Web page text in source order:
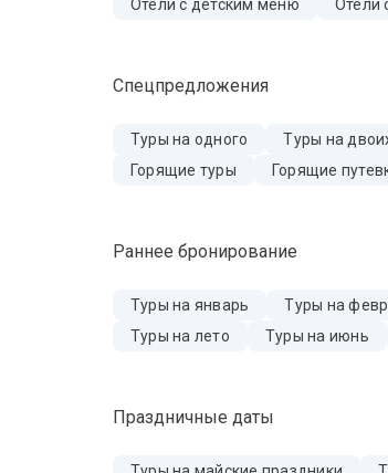
Отели с детским меню
Отели
Спецпредложения
Туры на одного Туры на
Горящие туры
Горящие
Раннее бронирование
Туры на январь Туры на
Туры на лето
Туры на июнь
Праздничные даты